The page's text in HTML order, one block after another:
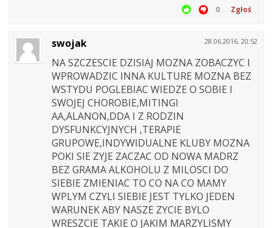
0 Zgłoś
28.06.2016, 20:52
swojak
NA SZCZESCIE DZISIAJ MOZNA ZOBACZYC I
WPROWADZIC INNA KULTURE MOZNA BEZ
WSTYDU POGLEBIAC WIEDZE O SOBIE I
SWOJEJ CHOROBIE,MITINGI
AA,ALANON,DDA I Z RODZIN
DYSFUNKCYJNYCH ,TERAPIE
GRUPOWE,INDYWIDUALNE KLUBY MOZNA
POKI SIE ZYJE ZACZAC OD NOWA MADRZ
BEZ GRAMA ALKOHOLU Z MILOSCI DO
SIEBIE ZMIENIAC TO CO NA CO MAMY
WPLYM CZYLI SIEBIE JEST TYLKO JEDEN
WARUNEK ABY NASZE ZYCIE BYLO
WRESZCIE TAKIE O JAKIM MARZYLISMY